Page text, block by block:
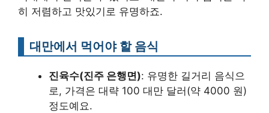
히 저렴하고 맛있기로 유명하죠.
대만에서 먹어야 할 음식
진육수(진주 은행면): 유명한 길거리 음식으
로, 가격은 대략 100 대만 달러(약 4000 원)
정도예요.